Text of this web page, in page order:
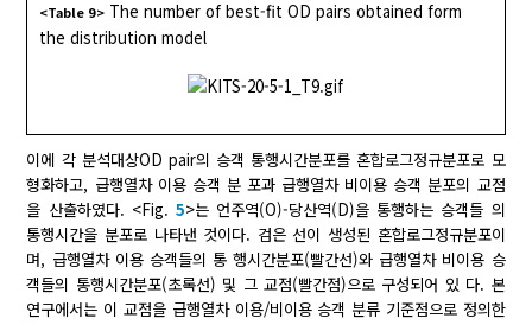
<Table 9> The number of best-fit OD pairs obtained form
the distribution model
이에 각 분석대상OD pair의 승객 통행시간분포를 혼합로그정규분포로 모
형화하고, 급행열차 이용 승객 분 포과 급행열차 비이용 승객 분포의 교점
을 산출하였다. <Fig. 5>는 언주역(O)-당산역(D)을 통행하는 승객들 의
통행시간을 분포로 나타낸 것이다. 검은 선이 생성된 혼합로그정규분포이
며, 급행열차 이용 승객들의 통 행시간분포(빨간선)와 급행열차 비이용 승
객들의 통행시간분포(초록선) 및 그 교점(빨간점)으로 구성되어 있 다. 본
연구에서는 이 교점을 급행열차 이용/비이용 승객 분류 기준점으로 정의한